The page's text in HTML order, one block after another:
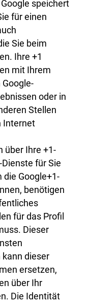
speichert
für einen
Sie beim
Ihre +1
mit Ihrem
oder in
Stellen
Internet
über Ihre +1-
für Sie
die Google+1-
benötigen
für das Profil
Dieser
dieser
ersetzen,
über Ihr
Die Identität